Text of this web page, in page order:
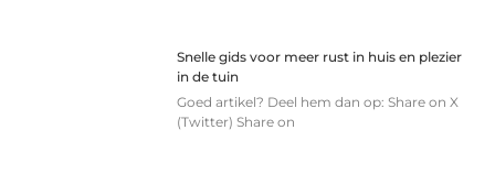
Snelle gids voor meer rust in huis en plezier
in de tuin
Goed artikel? Deel hem dan op: Share on X
(Twitter) Share on